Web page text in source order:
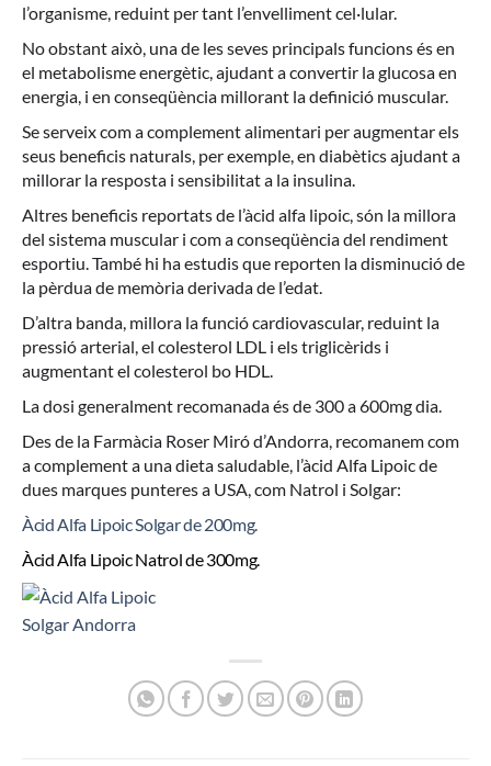
l’organisme, reduint per tant l’envelliment cel·lular.
No obstant això, una de les seves principals funcions és en
el metabolisme energètic, ajudant a convertir la glucosa en
energia, i en conseqüència millorant la definició muscular.
Se serveix com a complement alimentari per augmentar els
seus beneficis naturals, per exemple, en diabètics ajudant a
millorar la resposta i sensibilitat a la insulina.
Altres beneficis reportats de l’àcid alfa lipoic, són la millora
del sistema muscular i com a conseqüència del rendiment
esportiu. També hi ha estudis que reporten la disminució de
la pèrdua de memòria derivada de l’edat.
D’altra banda, millora la funció cardiovascular, reduint la
pressió arterial, el colesterol LDL i els triglicèrids i
augmentant el colesterol bo HDL.
La dosi generalment recomanada és de 300 a 600mg dia.
Des de la Farmàcia Roser Miró d’Andorra, recomanem com
a complement a una dieta saludable, l’àcid Alfa Lipoic de
dues marques punteres a USA, com Natrol i Solgar:
Àcid Alfa Lipoic Solgar de 200mg.
Àcid Alfa Lipoic Natrol de 300mg.